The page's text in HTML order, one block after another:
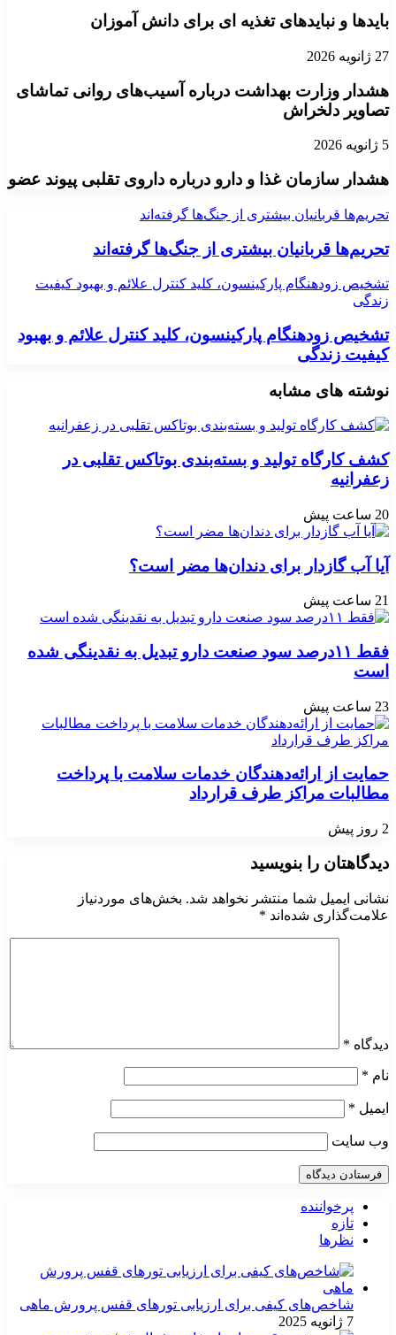
بایدها و نبایدهای تغذیه ای برای دانش آموزان
27 ژانویه 2026
هشدار وزارت بهداشت درباره آسیب‌های روانی تماشای
تصاویر دلخراش
5 ژانویه 2026
هشدار سازمان غذا و دارو درباره داروی تقلبی پیوند عضو
تحریم‌ها قربانیان بیشتری از جنگ‌ها گرفته‌اند
تحریم‌ها قربانیان بیشتری از جنگ‌ها گرفته‌اند
تشخیص زودهنگام پارکینسون، کلید کنترل علائم و بهبود کیفیت
زندگی
تشخیص زودهنگام پارکینسون، کلید کنترل علائم و بهبود
کیفیت زندگی
نوشته های مشابه
کشف کارگاه تولید و بسته‌بندی بوتاکس تقلبی در
زعفرانیه
20 ساعت پیش
آیا آب گازدار برای دندان‌ها مضر است؟
21 ساعت پیش
فقط ۱۱‌درصد سود صنعت دارو تبدیل به نقدینگی شده
است
23 ساعت پیش
حمایت از ارائه‌دهندگان خدمات سلامت با پرداخت
مطالبات مراکز طرف قرارداد
2 روز پیش
دیدگاهتان را بنویسید
نشانی ایمیل شما منتشر نخواهد شد. بخش‌های موردنیاز
علامت‌گذاری شده‌اند *
دیدگاه *
نام *
ایمیل *
وب‌ سایت
پرخواننده
تازه
نظرها
شاخص‌های کیفی برای ارزیابی تورهای قفس پرورش ماهی
7 ژانویه 2025